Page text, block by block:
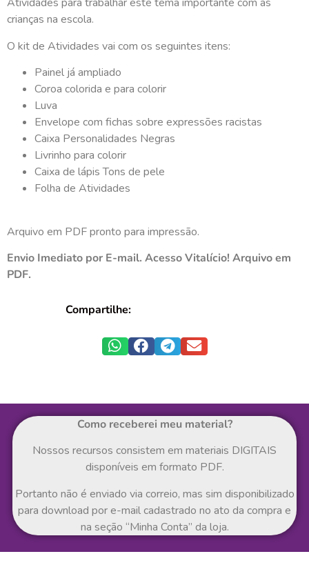
crianças na escola.
O kit de Atividades vai com os seguintes itens:
Painel já ampliado
Coroa colorida e para colorir
Luva
Envelope com fichas sobre expressões racistas
Caixa Personalidades Negras
Livrinho para colorir
Caixa de lápis Tons de pele
Folha de Atividades
Arquivo em PDF pronto para impressão.
Envio Imediato por E-mail. Acesso Vitalício! Arquivo em
PDF.
Compartilhe:
Como receberei meu material?
Nossos recursos consistem em materiais DIGITAIS
disponíveis em formato PDF.
Portanto não é enviado via correio, mas sim disponibilizado
para download por e-mail cadastrado no ato da compra e
na seção “Minha Conta” da loja.